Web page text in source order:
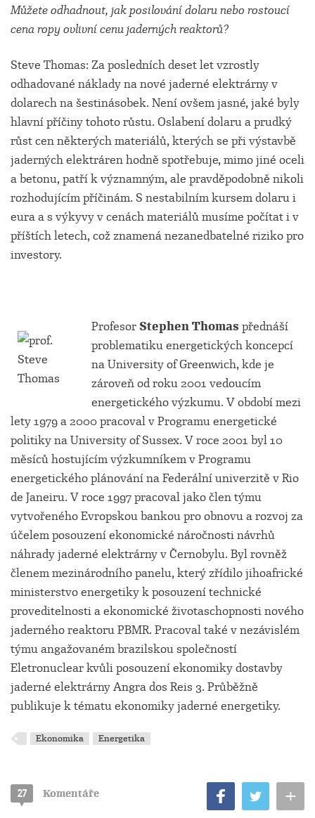
Můžete odhadnout, jak posilování dolaru nebo rostoucí
cena ropy ovlivní cenu jaderných reaktorů?
Steve Thomas: Za posledních deset let vzrostly
odhadované náklady na nové jaderné elektrárny v
dolarech na šestinásobek. Není ovšem jasné, jaké byly
hlavní příčiny tohoto růstu. Oslabení dolaru a prudký
růst cen některých materiálů, kterých se při výstavbě
jaderných elektráren hodně spotřebuje, mimo jiné oceli
a betonu, patří k významným, ale pravděpodobně nikoli
rozhodujícím příčinám. S nestabilním kursem dolaru i
eura a s výkyvy v cenách materiálů musíme počítat i v
příštích letech, což znamená nezanedbatelné riziko pro
investory.
ProfesorStephen Thomas přednáší
problematiku energetických koncepcí
na University of Greenwich, kde je
zároveň od roku 2001 vedoucím
energetického výzkumu. V období mezi
lety 1979 a 2000 pracoval v Programu energetické
politiky na University of Sussex. V roce 2001 byl 10
měsíců hostujícím výzkumníkem v Programu
energetického plánování na Federální univerzitě v Rio
de Janeiru. V roce 1997 pracoval jako člen týmu
vytvořeného Evropskou bankou pro obnovu a rozvoj za
účelem posouzení ekonomické náročnosti návrhů
náhrady jaderné elektrárny v Černobylu. Byl rovněž
členem mezinárodního panelu, který zřídilo jihoafrické
ministerstvo energetiky k posouzení technické
proveditelnosti a ekonomické životaschopnosti nového
jaderného reaktoru PBMR. Pracoval také v nezávislém
týmu angažovaném brazilskou společností
Eletronuclear kvůli posouzení ekonomiky dostavby
jaderné elektrárny Angra dos Reis 3. Průběžně
publikuje k tématu ekonomiky jaderné energetiky.
Ekonomika Energetika
27 Komentáře +